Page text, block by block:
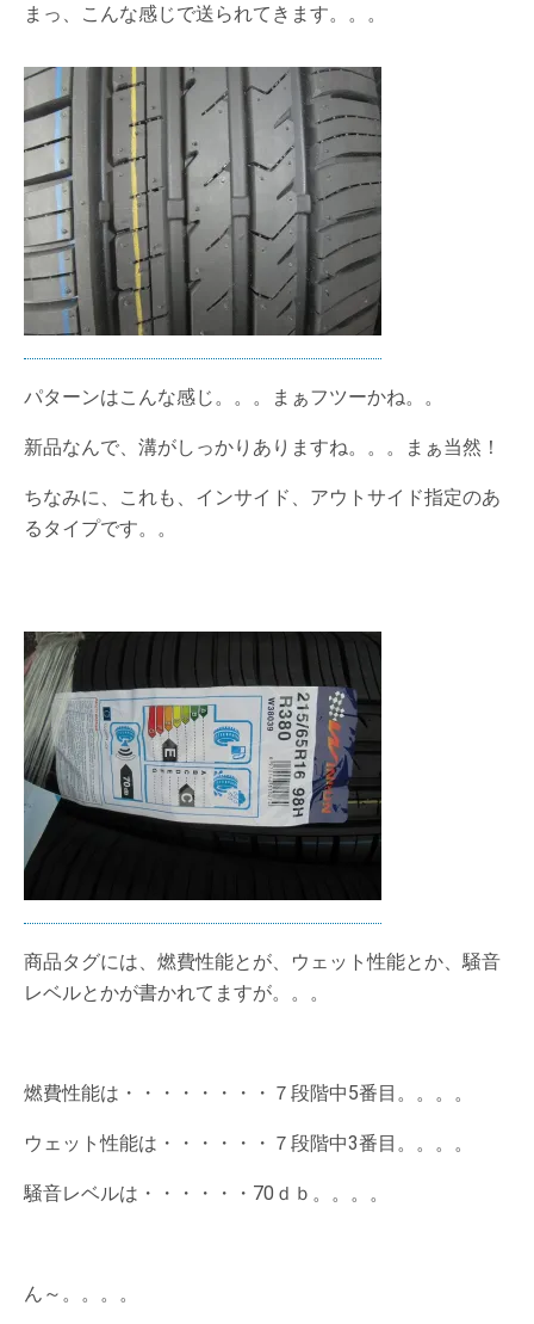
まっ、こんな感じで送られてきます。。。
パターンはこんな感じ。。。まぁフツーかね。。
新品なんで、溝がしっかりありますね。。。まぁ当然！
ちなみに、これも、インサイド、アウトサイド指定のあ
るタイプです。。
商品タグには、燃費性能とが、ウェット性能とか、騒音
レベルとかが書かれてますが。。。
燃費性能は・・・・・・・・７段階中5番目。。。。
ウェット性能は・・・・・・７段階中3番目。。。。
騒音レベルは・・・・・・70ｄｂ。。。。
ん～。。。。